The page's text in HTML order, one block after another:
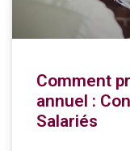
Comment
annuel :
Salariés